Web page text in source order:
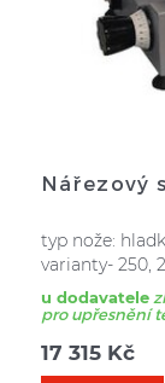
Nářezový
typ nože:
varianty- 250,
u dodavatele
pro upřesnění
17 315 Kč